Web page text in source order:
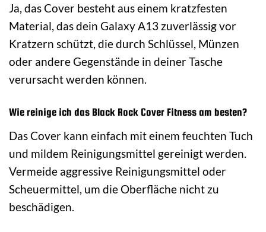
Ja, das Cover besteht aus einem kratzfesten
Material, das dein Galaxy A13 zuverlässig vor
Kratzern schützt, die durch Schlüssel, Münzen
oder andere Gegenstände in deiner Tasche
verursacht werden können.
Wie reinige ich das Black Rock Cover Fitness am besten?
Das Cover kann einfach mit einem feuchten Tuch
und mildem Reinigungsmittel gereinigt werden.
Vermeide aggressive Reinigungsmittel oder
Scheuermittel, um die Oberfläche nicht zu
beschädigen.